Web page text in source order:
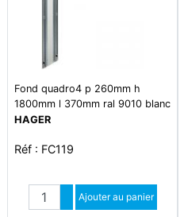
Fond quadro4 p 260mm h
1800mm l 370mm ral 9010 blanc
paloma
HAGER
Réf : FC119
Quantité
Augmenter quantité
Diminuer quantité
Ajouter au panier